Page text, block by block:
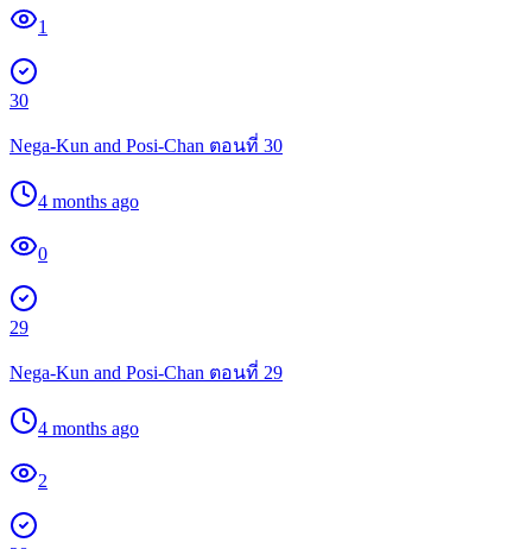
1
30
Nega-Kun and Posi-Chan ตอนที่ 30
4 months ago
0
29
Nega-Kun and Posi-Chan ตอนที่ 29
4 months ago
2